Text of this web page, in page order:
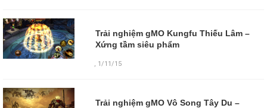
Trải nghiệm gMO Kungfu Thiếu Lâm –
Xứng tầm siêu phẩm
1/11/15
Trải nghiệm gMO Vô Song Tây Du –